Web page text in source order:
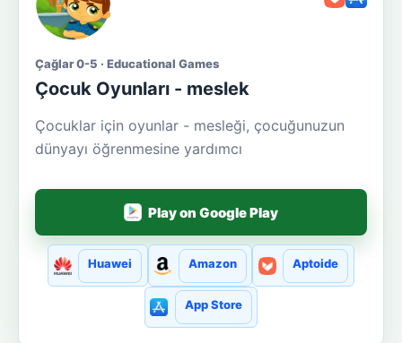
Çağlar 0-5 · Educational Games
Çocuk Oyunları - meslek
Çocuklar için oyunlar - mesleği, çocuğunuzun
dünyayı öğrenmesine yardımcı
Play on Google Play
Huawei Amazon Aptoide
App Store